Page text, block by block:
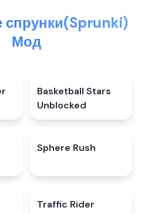
спрунки(Sprunki)
Мод
4.8★
Basketball Stars
Unblocked
5.0
Sphere Rush
Traffic Rider